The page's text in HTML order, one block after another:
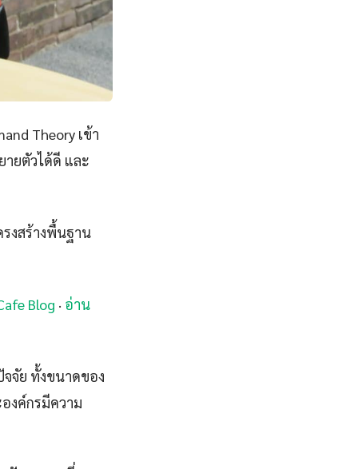
Theory เข้า
ยตัวได้ดี และ
งสร้างพื้นฐาน
Blog · อ่าน
จัย ทั้งขนาดของ
งค์กรมีความ